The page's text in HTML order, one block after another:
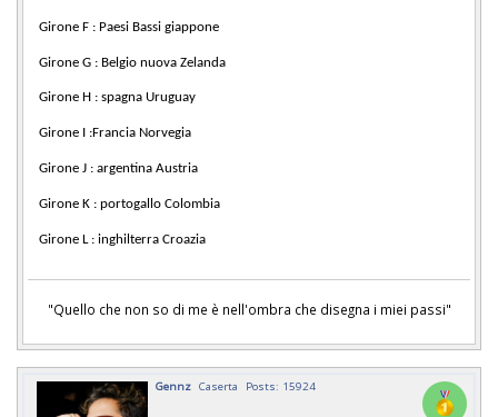
Girone F : Paesi Bassi giappone
Girone G : Belgio nuova Zelanda
Girone H : spagna Uruguay
Girone I :Francia Norvegia
Girone J : argentina Austria
Girone K : portogallo Colombia
Girone L : inghilterra Croazia
"Quello che non so di me è nell'ombra che disegna i miei passi"
Gennz Caserta Posts: 15924